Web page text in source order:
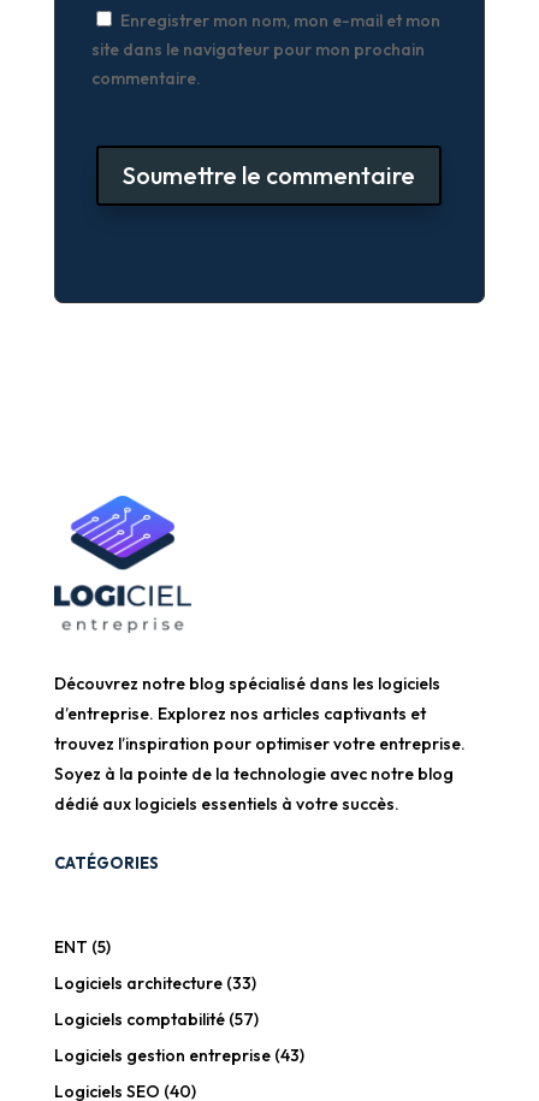
Enregistrer mon nom, mon e-mail et mon
site dans le navigateur pour mon prochain
commentaire.
Soumettre le commentaire
Découvrez notre blog spécialisé dans les logiciels
d’entreprise. Explorez nos articles captivants et
trouvez l’inspiration pour optimiser votre entreprise.
Soyez à la pointe de la technologie avec notre blog
dédié aux logiciels essentiels à votre succès.
CATÉGORIES
ENT (5)
Logiciels architecture(33)
Logiciels comptabilité(57)
Logiciels gestion entreprise(43)
Logiciels SEO (40)